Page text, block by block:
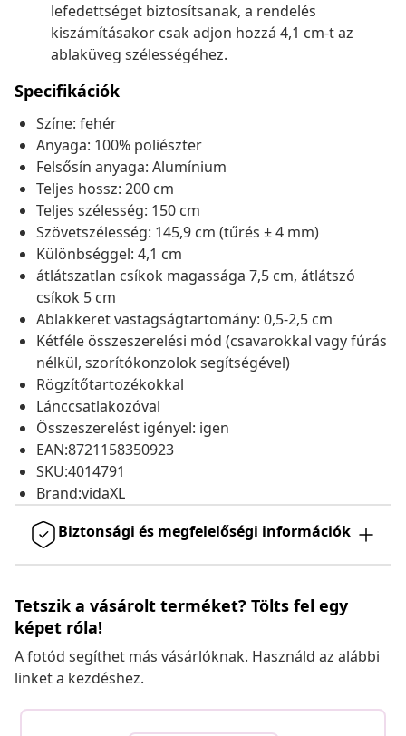
lefedettséget biztosítsanak, a rendelés
kiszámításakor csak adjon hozzá 4,1 cm-t az
ablaküveg szélességéhez.
Specifikációk
Színe: fehér
Anyaga: 100% poliészter
Felsősín anyaga: Alumínium
Teljes hossz: 200 cm
Teljes szélesség: 150 cm
Szövetszélesség: 145,9 cm (tűrés ± 4 mm)
Különbséggel: 4,1 cm
átlátszatlan csíkok magassága 7,5 cm, átlátszó
csíkok 5 cm
Ablakkeret vastagságtartomány: 0,5-2,5 cm
Kétféle összeszerelési mód (csavarokkal vagy fúrás
nélkül, szorítókonzolok segítségével)
Rögzítőtartozékokkal
Lánccsatlakozóval
Összeszerelést igényel: igen
EAN:8721158350923
SKU:4014791
Brand:vidaXL
Biztonsági és megfelelőségi információk
Tetszik a vásárolt terméket? Tölts fel egy
képet róla!
A fotód segíthet más vásárlóknak. Használd az alábbi
linket a kezdéshez.